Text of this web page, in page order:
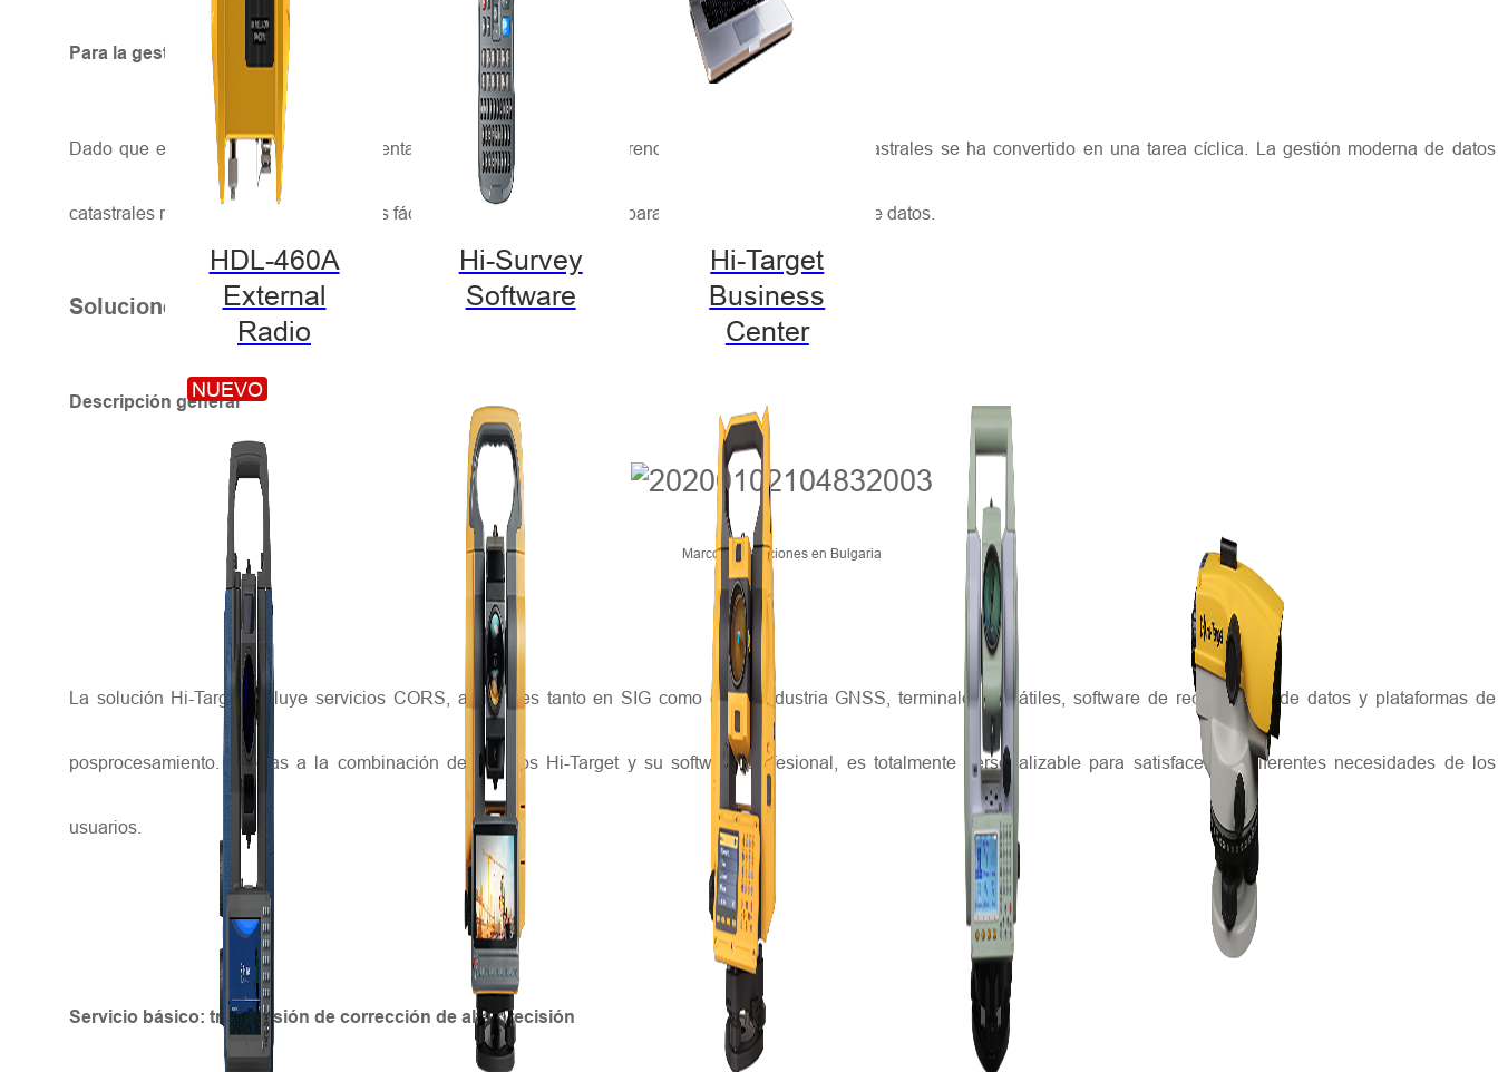
HDL-460A
External
Radio
Hi-Survey
Software
Hi-Target
Business
Center
NUEVO
Para la gestión de datos catastrales
Dado que en Bulgaria se permite la venta y el arrendamiento de terrenos, la gestión de datos catastrales se ha convertido en una tarea cíclica. La gestión moderna de datos
catastrales requiere terminales portátiles fáciles de usar y económicos para la recopilación y gestión de datos.
Soluciones de alta precisión
Descripción general
Marco de soluciones en Bulgaria
La solución Hi-Target incluye servicios CORS, aplicables tanto en SIG como en la industria GNSS, terminales portátiles, software de recopilación de datos y plataformas de
posprocesamiento. Gracias a la combinación de equipos Hi-Target y su software profesional, es totalmente personalizable para satisfacer las diferentes necesidades de los
usuarios.
Servicio básico: transmisión de corrección de alta precisión